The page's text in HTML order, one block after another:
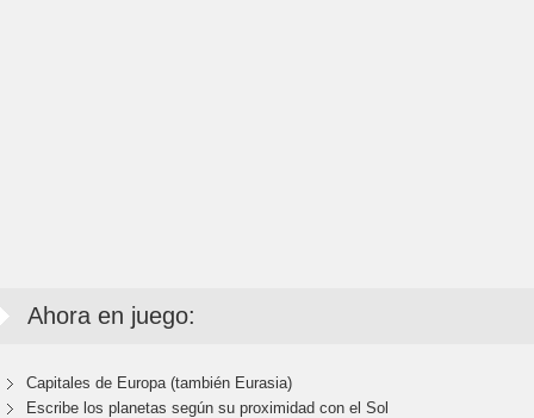
Ahora en juego:
Capitales de Europa (también Eurasia)
Escribe los planetas según su proximidad con el Sol